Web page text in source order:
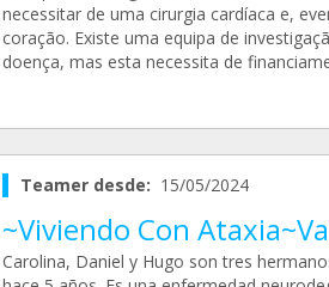
necessitar de uma cirurgia cardíaca e,
coração. Existe uma equipa de
doença, mas esta necessita de
Teamer desde: 15/05/2024
~Viviendo Con
Carolina, Daniel y Hugo son tres